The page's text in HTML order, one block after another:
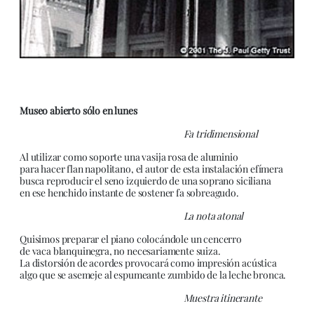
Museo abierto sólo en lunes
Fa tridimensional
Al utilizar como soporte una vasija rosa de aluminio
para hacer flan napolitano, el autor de esta instalación efímera
busca reproducir el seno izquierdo de una soprano siciliana
en ese henchido instante de sostener fa sobreagudo.
La nota atonal
Quisimos preparar el piano colocándole un cencerro
de vaca blanquinegra, no necesariamente suiza.
La distorsión de acordes provocará como impresión acústica
algo que se asemeje al espumeante zumbido de la leche bronca.
Muestra itinerante